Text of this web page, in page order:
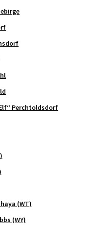
Perchtoldsdorf
(WT)
(WY)